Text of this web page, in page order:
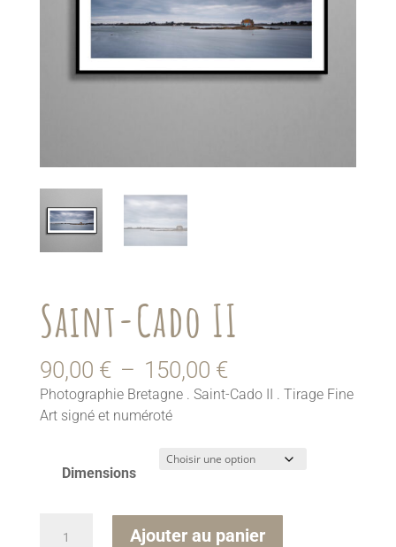
Saint-Cado II
90,00 € – 150,00 €Plage
de
à
Photographie Bretagne . Saint-Cado II . Tirage Fine
Art signé et numéroté
Dimensions
Ajouter au panier